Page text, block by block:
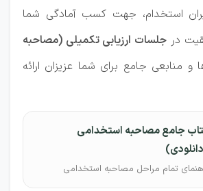
استخدام، جهت کسب آمادگی شما
در جلسات ارزیابی تکمیلی (مصاحبه
و منابعی جامع برای شما عزیزان ارائه
جامع مصاحبه استخدامی
تمام مراحل مصاحبه استخدامی